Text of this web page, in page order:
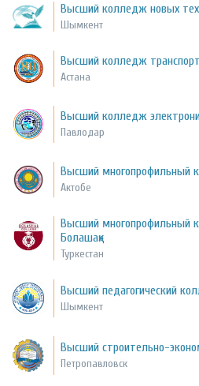
Высший колледж новых
Шымкент
Высший колледж
Астана
Высший колледж
Павлодар
Высший многопрофильный
Актобе
Высший многопрофильный
Болашақ»
Туркестан
Высший педагогический
Шымкент
Высший строительно-
Петропавловск